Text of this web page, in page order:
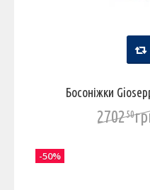
Босоніжки
270250
-50%